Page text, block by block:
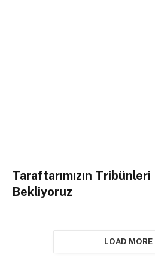
Taraftarımızın Tribünleri
Bekliyoruz
LOAD MORE